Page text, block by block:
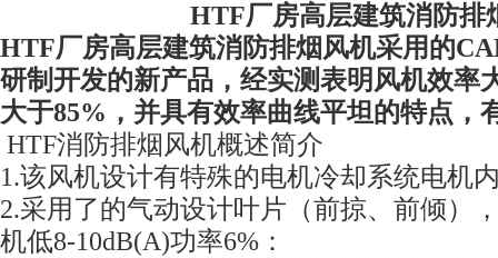
HTF厂房高层建筑消防排
HTF厂房高层建筑消防排烟风机采用的
研制开发的新产品，经实测表明风机效率
大于85%，并具有效率曲线平坦的特点，
HTF消防排烟风机概述简介
1.该风机设计有特殊的电机冷却系统电机
2.采用了的气动设计叶片（前掠、前倾）
机低8-10dB(A)功率6%：